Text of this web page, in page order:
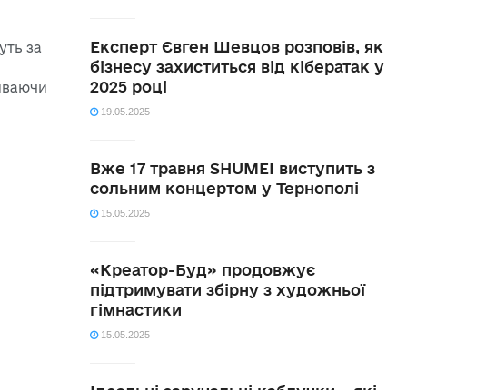
за
Експерт Євген Шевцов розповів, як
бізнесу захиститься від кібератак у
2025 році
19.05.2025
Вже 17 травня SHUMEI виступить з
сольним концертом у Тернополі
15.05.2025
«Креатор-Буд» продовжує
підтримувати збірну з художньої
гімнастики
15.05.2025